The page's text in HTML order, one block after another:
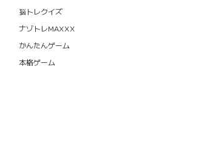
脳トレクイズ
ナゾトレMAXXX
かんたんゲーム
本格ゲーム